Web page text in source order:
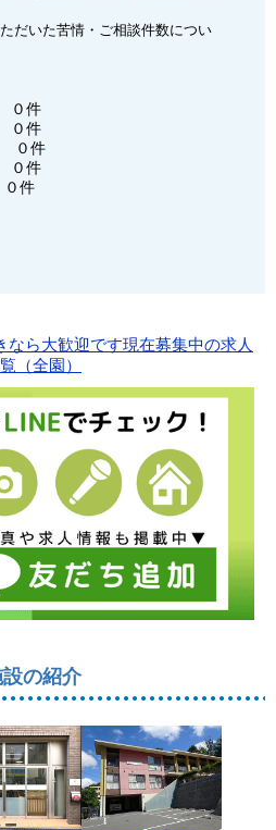
だいた苦情・ご相談件数につい
０件
０件
０件
０件
件
の紹介